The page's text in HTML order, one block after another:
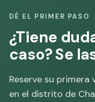
DÉ EL PRIMER PASO
¿Tiene
caso? Se
Reserve su primera
en el distrito de